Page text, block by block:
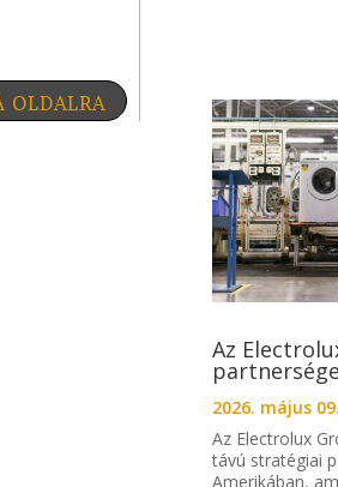
OLDALRA
Az
2026. május 09.
Az Electrolux
távú stratégiai
Amerikában,